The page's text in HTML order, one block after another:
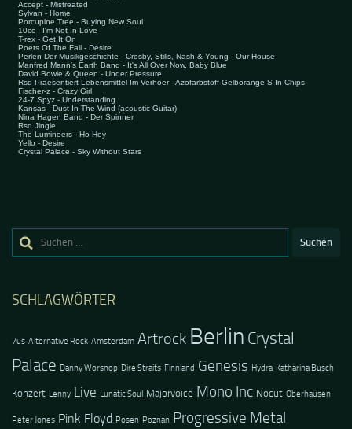
Suchen
nach:
SCHLAGWÖRTER
7us Alternative Rock Amsterdam Artrock Berlin Crystal
Palace Danny Worsnop Dire Straits Finnland Genesis Hydra Katharina Busch
Konzert Lenny Live Lunatic Soul Majorvoice Mono Inc Nocut Oberhausen
Peter Jones Pink Floyd Posen Poznan Progressive Metal